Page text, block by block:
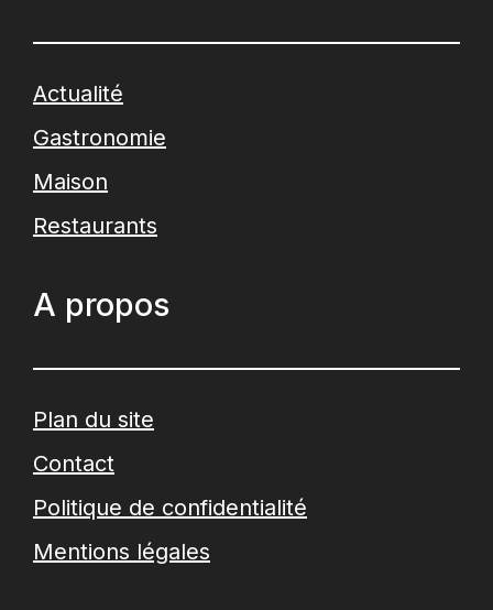
Actualité
Gastronomie
Maison
Restaurants
A propos
Plan du site
Contact
Politique de confidentialité
Mentions légales